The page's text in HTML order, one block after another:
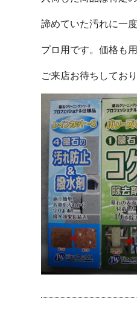
諦めていた汚れに一
プロ用です。価格も
ご来店お待ちしてお